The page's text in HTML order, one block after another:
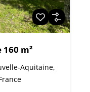
160 m²
Aquitaine,